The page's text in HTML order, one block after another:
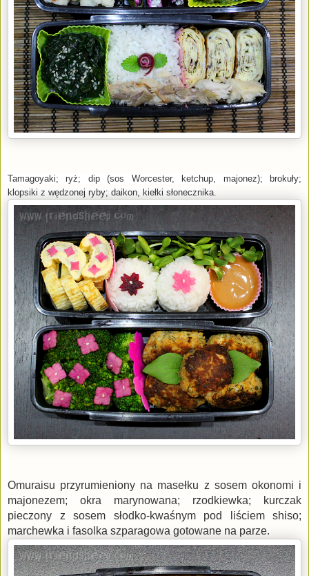
Tamagoyaki; ryż; dip (sos Worcester, ketchup, majonez); brokuły;
klopsiki z wędzonej ryby; daikon, kiełki słonecznika.
Omuraisu przyrumieniony na masełku z sosem okonomi i
majonezem; okra marynowana; rzodkiewka; kurczak
pieczony z sosem słodko-kwaśnym pod liściem shiso;
marchewka i fasolka szparagowa gotowane na parze.